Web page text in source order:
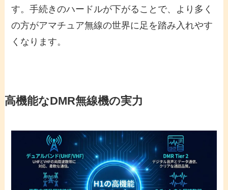
す。手続きのハードルが下がることで、より多く
の方がアマチュア無線の世界に足を踏み入れやす
くなります。
高機能なDMR無線機の実力